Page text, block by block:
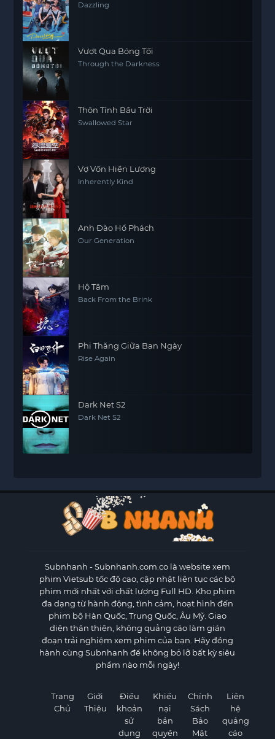
Dazzling
Vượt Qua Bóng Tối
Through the Darkness
Thôn Tính Bầu Trời
Swallowed Star
Vợ Vốn Hiền Lương
Inherently Kind
Anh Đào Hổ Phách
Our Generation
Hộ Tâm
Back From the Brink
Phi Thăng Giữa Ban Ngày
Rise Again
Dark Net S2
Dark Net S2
Subnhanh - Subnhanh.com.co là website xem
phim Vietsub tốc độ cao, cập nhật liên tục các bộ
phim mới nhất với chất lượng Full HD. Kho phim
đa dạng từ hành động, tình cảm, hoạt hình đến
phim bộ Hàn Quốc, Trung Quốc, Âu Mỹ. Giao
diện thân thiện, không quảng cáo làm gián
đoạn trải nghiệm xem phim của bạn. Hãy đồng
hành cùng Subnhanh để không bỏ lỡ bất kỳ siêu
phẩm nào mỗi ngày!
Trang
Chủ
Giới
Thiệu
Điều
khoản
sử
dụng
Khiếu
nại
bản
quyền
Chính
Sách
Bảo
Mật
Liên
hệ
quảng
cáo